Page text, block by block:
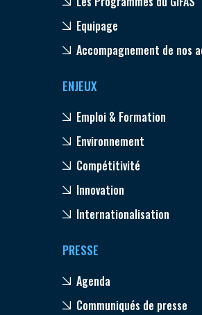
Equipage
Accompagnement de nos
ENJEUX
Emploi & Formation
Environnement
Compétitivité
Innovation
Internationalisation
PRESSE
Agenda
Communiqués de presse